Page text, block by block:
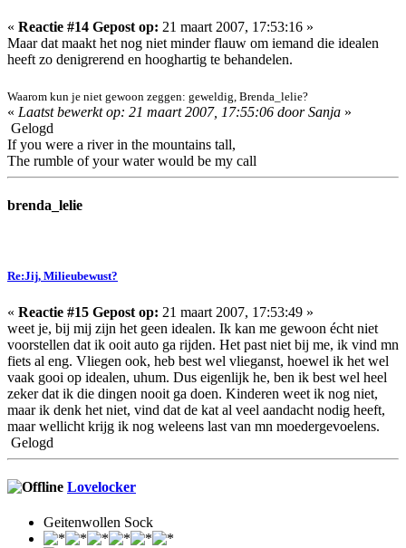
« Reactie #14 Gepost op: 21 maart 2007, 17:53:16 »
Maar dat maakt het nog niet minder flauw om iemand die idealen
heeft zo denigrerend en hooghartig te behandelen.
Waarom kun je niet gewoon zeggen: geweldig, Brenda_lelie?
« Laatst bewerkt op: 21 maart 2007, 17:55:06 door Sanja »
Gelogd
If you were a river in the mountains tall,
The rumble of your water would be my call
brenda_lelie
Re:Jij, Milieubewust?
« Reactie #15 Gepost op: 21 maart 2007, 17:53:49 »
weet je, bij mij zijn het geen idealen. Ik kan me gewoon écht niet
voorstellen dat ik ooit auto ga rijden. Het past niet bij me, ik vind mn
fiets al eng. Vliegen ook, heb best wel vlieganst, hoewel ik het wel
vaak gooi op idealen, uhum. Dus eigenlijk he, ben ik best wel heel
zeker dat ik die dingen nooit ga doen. Kinderen weet ik nog niet,
maar ik denk het niet, vind dat de kat al veel aandacht nodig heeft,
maar wellicht krijg ik nog weleens last van mn moedergevoelens.
Gelogd
Lovelocker
Geitenwollen Sock